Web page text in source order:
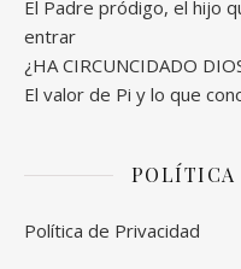
El Padre pródigo, el hijo
entrar
¿HA CIRCUNCIDADO
El valor de Pi y lo que
POLÍTICA
Política de Privacidad